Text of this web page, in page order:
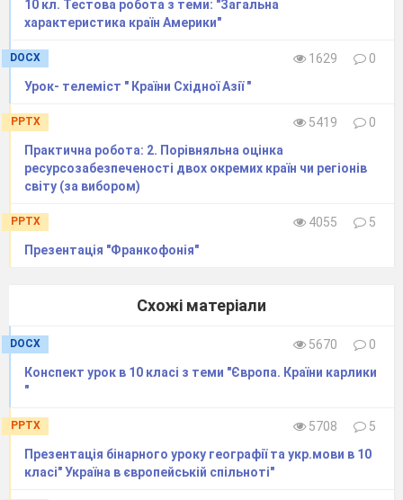
Африканській республіці
Близько 60 млн. осіб
Близько 70 млн. осіб
Близько 50 млн. осіб
Близько 80 млн. осіб
Шановні учні!
Щоб гарно скласти тестову самостійну
роботу потрібно опрацювати §36.
Обов’язково попрацювати з атласом та
контурною картою. Кількість тестових
завдань-22. На вибір 1 правильної відповіді.
Час виконання 35 хвилин. Рівень складності
10 кл. Тестова робота з теми: "Загальна
характеристика країн Америки"
DOCX 1629
0
Урок- телеміст " Країни Східної Азії "
PPTX 5419
0
Практична робота: 2. Порівняльна оцінка
ресурсозабезпеченості двох окремих країн чи регіонів
світу (за вибором)
PPTX 4055
5
Презентація "Франкофонія"
Схожі матеріали
DOCX 5670
0
Конспект урок в 10 класі з теми "Європа. Країни карлики
"
PPTX 5708
5
Презентація бінарного уроку географії та укр.мови в 10
класі" Україна в європейській спільноті"